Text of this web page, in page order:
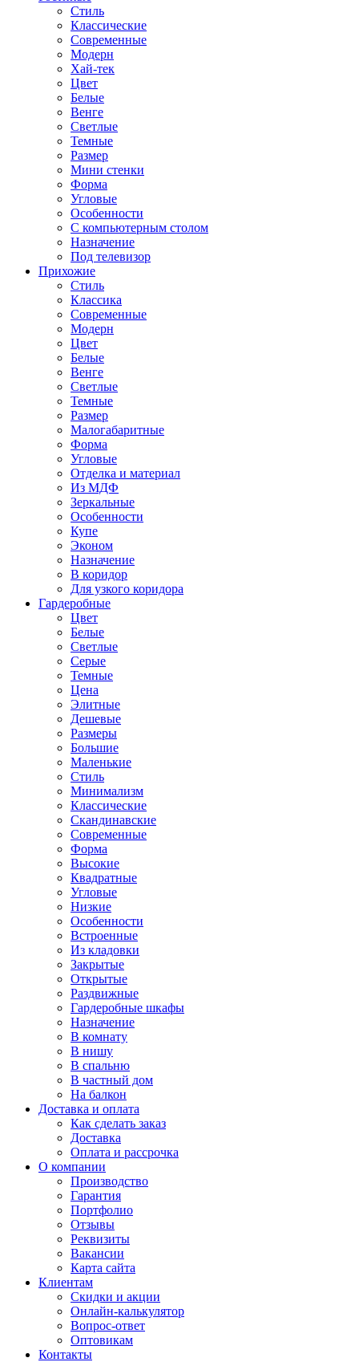
Стиль
Классические
Современные
Модерн
Хай-тек
Цвет
Белые
Венге
Светлые
Темные
Размер
Мини стенки
Форма
Угловые
Особенности
С компьютерным столом
Назначение
Под телевизор
Прихожие
Стиль
Классика
Современные
Модерн
Цвет
Белые
Венге
Светлые
Темные
Размер
Малогабаритные
Форма
Угловые
Отделка и материал
Из МДФ
Зеркальные
Особенности
Купе
Эконом
Назначение
В коридор
Для узкого коридора
Гардеробные
Цвет
Белые
Светлые
Серые
Темные
Цена
Элитные
Дешевые
Размеры
Большие
Маленькие
Стиль
Минимализм
Классические
Скандинавские
Современные
Форма
Высокие
Квадратные
Угловые
Низкие
Особенности
Встроенные
Из кладовки
Закрытые
Открытые
Раздвижные
Гардеробные шкафы
Назначение
В комнату
В нишу
В спальню
В частный дом
На балкон
Доставка и оплата
Как сделать заказ
Доставка
Оплата и рассрочка
О компании
Производство
Гарантия
Портфолио
Отзывы
Реквизиты
Вакансии
Карта сайта
Клиентам
Скидки и акции
Онлайн-калькулятор
Вопрос-ответ
Оптовикам
Контакты